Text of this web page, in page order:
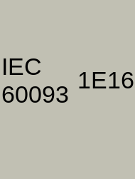
IEC
60093
1E16